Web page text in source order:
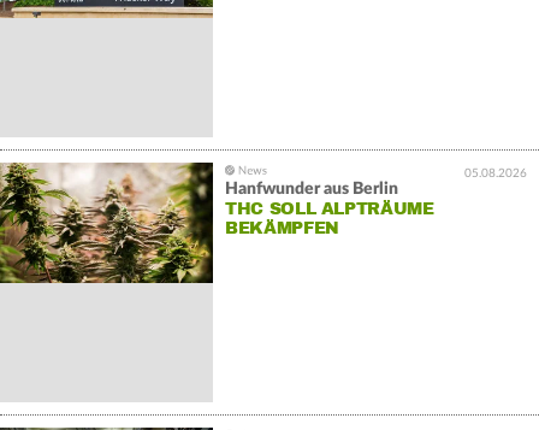
05.08.2026
Hanfwunder aus Berlin
THC SOLL ALPTRÄUME
BEKÄMPFEN